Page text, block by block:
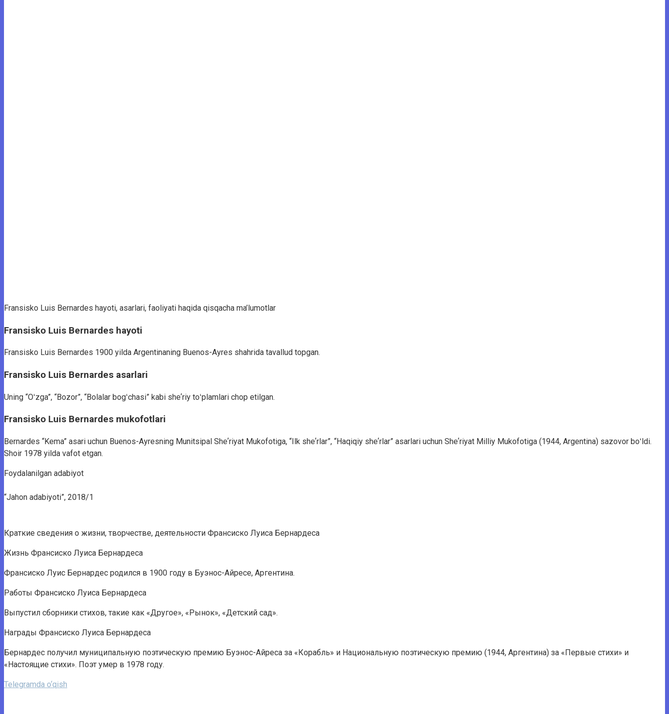
Fransisko Luis Bernardes hayoti, asarlari, faoliyati haqida qisqacha ma’lumotlar
Fransisko Luis Bernardes hayoti
Fransisko Luis Bernardes 1900 yilda Argentinaning Buenos-Ayres shahrida tavallud topgan.
Fransisko Luis Bernardes asarlari
Uning “Oʻzga”, “Bozor”, “Bolalar bogʻchasi” kabi sheʼriy toʻplamlari chop etilgan.
Fransisko Luis Bernardes mukofotlari
Bernardes “Kema” asari uchun Buenos-Ayresning Munitsipal Sheʼriyat Mukofotiga, “Ilk sheʼrlar”, “Haqiqiy sheʼrlar” asarlari uchun Sheʼriyat Milliy Mukofotiga (1944, Argentina) sazovor boʻldi.
Shoir 1978 yilda vafot etgan.
Foydalanilgan adabiyot
“Jahon adabiyoti”, 2018/1
Краткие сведения о жизни, творчестве, деятельности Франсиско Луиса Бернардеса
Жизнь Франсиско Луиса Бернардеса
Франсиско Луис Бернардес родился в 1900 году в Буэнос-Айресе, Аргентина.
Работы Франсиско Луиса Бернардеса
Выпустил сборники стихов, такие как «Другое», «Рынок», «Детский сад».
Награды Франсиско Луиса Бернардеса
Бернардес получил муниципальную поэтическую премию Буэнос-Айреса за «Корабль» и Национальную поэтическую премию (1944, Аргентина) за «Первые стихи» и
«Настоящие стихи». Поэт умер в 1978 году.
Telegramda o‘qish